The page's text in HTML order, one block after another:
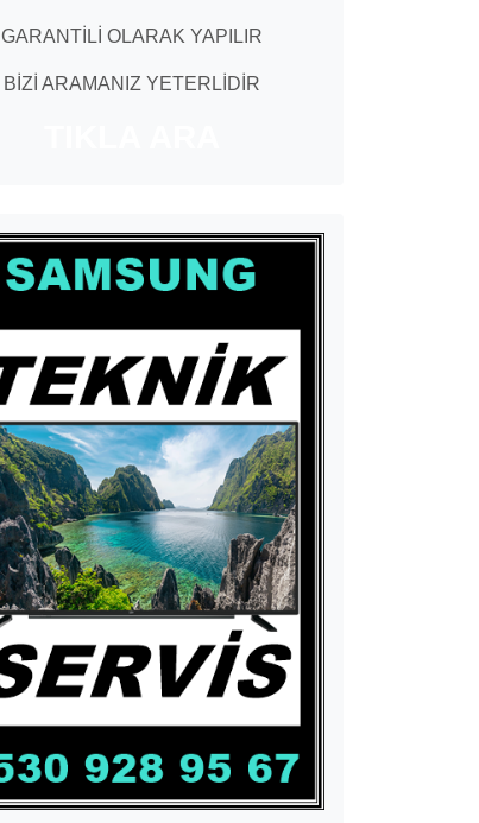
GARANTİLİ OLARAK YAPILIR
BİZİ ARAMANIZ YETERLİDİR